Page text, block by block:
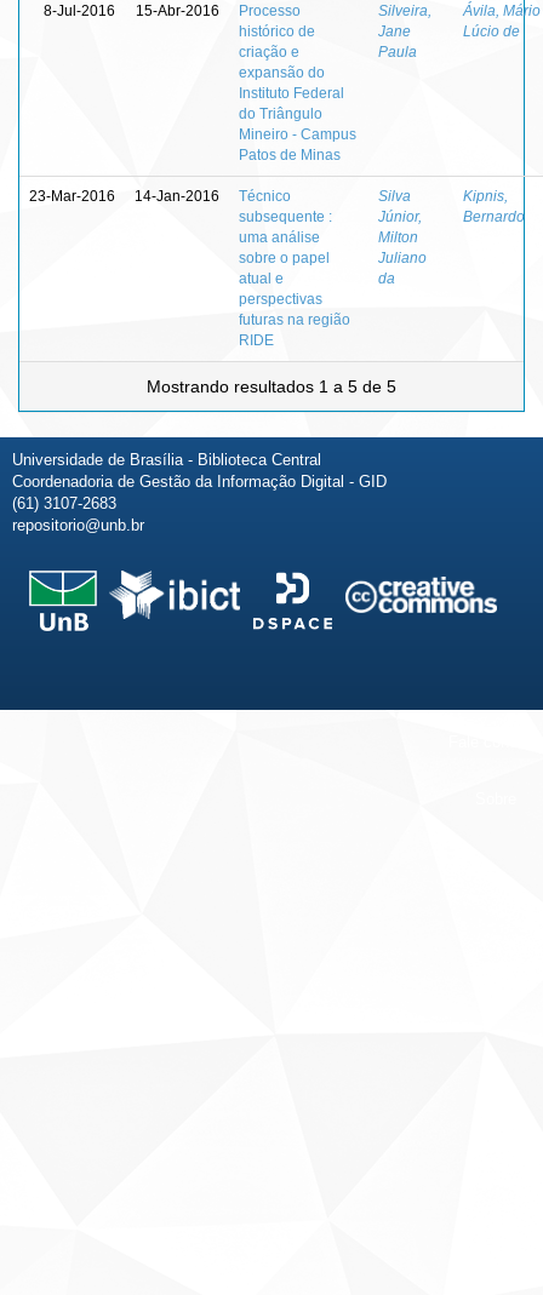
8-Jul-2016 15-Abr-2016
Processo
histórico de
criação e
expansão do
Instituto Federal
do Triângulo
Mineiro - Campus
Patos de Minas
Silveira,
Jane
Paula
Ávila, Mário
Lúcio de
23-Mar-2016 14-Jan-2016
Técnico
subsequente :
uma análise
sobre o papel
atual e
perspectivas
futuras na região
RIDE
Silva
Júnior,
Milton
Juliano
da
Kipnis,
Bernardo
Mostrando resultados 1 a 5 de 5
Universidade de Brasília - Biblioteca Central
Coordenadoria de Gestão da Informação Digital - GID
(61) 3107-2683
repositorio@unb.br